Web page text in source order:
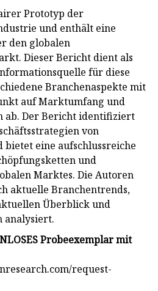
Prototyp der
und enthält eine
den globalen
Dieser Bericht dient als
für diese
Branchenaspekte mit
auf Marktumfang und
ab. Der Bericht identifiziert
von
eine aufschlussreiche
und
Marktes. Die Autoren
aktuelle Branchentrends,
Überblick und
analysiert.
Probeexemplar mit
request-